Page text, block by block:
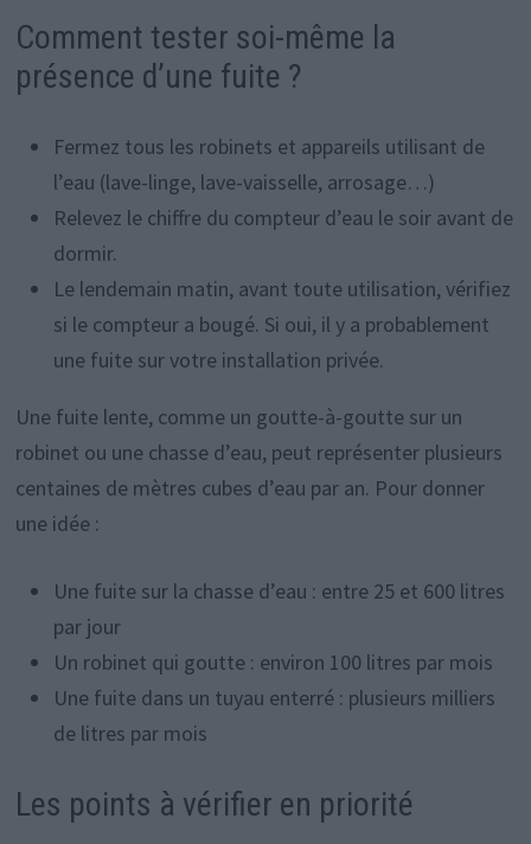
Comment tester soi-même la
présence d’une fuite ?
Fermez tous les robinets et appareils utilisant de
l’eau (lave-linge, lave-vaisselle, arrosage…)
Relevez le chiffre du compteur d’eau le soir avant de
dormir.
Le lendemain matin, avant toute utilisation, vérifiez
si le compteur a bougé. Si oui, il y a probablement
une fuite sur votre installation privée.
Une fuite lente, comme un goutte-à-goutte sur un
robinet ou une chasse d’eau, peut représenter plusieurs
centaines de mètres cubes d’eau par an. Pour donner
une idée :
Une fuite sur la chasse d’eau : entre 25 et 600 litres
par jour
Un robinet qui goutte : environ 100 litres par mois
Une fuite dans un tuyau enterré : plusieurs milliers
de litres par mois
Les points à vérifier en priorité